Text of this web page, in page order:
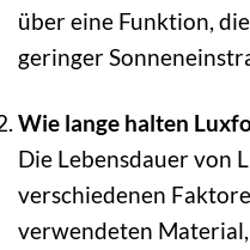
über eine Funktion,
geringer
Wie lange halten
Die Lebensdauer von
verschiedenen
verwendeten